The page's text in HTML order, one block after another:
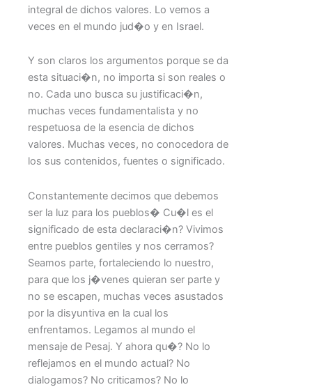
integral de dichos valores. Lo vemos a
veces en el mundo jud�o y en Israel.
Y son claros los argumentos porque se da
esta situaci�n, no importa si son reales o
no. Cada uno busca su justificaci�n,
muchas veces fundamentalista y no
respetuosa de la esencia de dichos
valores. Muchas veces, no conocedora de
los sus contenidos, fuentes o significado.
Constantemente decimos que debemos
ser la luz para los pueblos� Cu�l es el
significado de esta declaraci�n? Vivimos
entre pueblos gentiles y nos cerramos?
Seamos parte, fortaleciendo lo nuestro,
para que los j�venes quieran ser parte y
no se escapen, muchas veces asustados
por la disyuntiva en la cual los
enfrentamos. Legamos al mundo el
mensaje de Pesaj. Y ahora qu�? No lo
reflejamos en el mundo actual? No
dialogamos? No criticamos? No lo